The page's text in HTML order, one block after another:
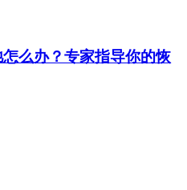
么办？专家指导你的恢